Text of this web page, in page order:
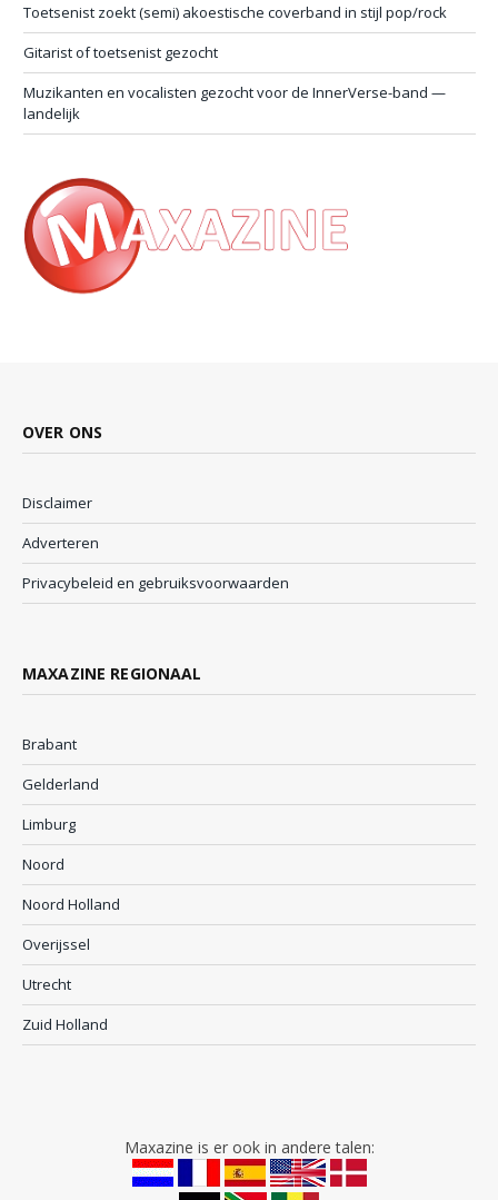
Toetsenist zoekt (semi) akoestische coverband in stijl pop/rock
Gitarist of toetsenist gezocht
Muzikanten en vocalisten gezocht voor de InnerVerse-band —
landelijk
OVER ONS
Disclaimer
Adverteren
Privacybeleid en gebruiksvoorwaarden
MAXAZINE REGIONAAL
Brabant
Gelderland
Limburg
Noord
Noord Holland
Overijssel
Utrecht
Zuid Holland
Maxazine is er ook in andere talen: